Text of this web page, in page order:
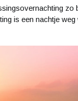
zo
is een nachtje weg